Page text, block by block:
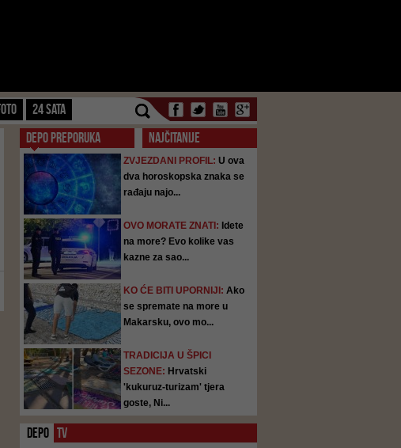
24 SATA
DEPO PREPORUKA NAJČITANIJE
ZVJEZDANI PROFIL: U ova
dva horoskopska znaka se
rađaju najo...
OVO MORATE ZNATI: Idete
na more? Evo kolike vas
kazne za sao...
KO ĆE BITI UPORNIJI: Ako
se spremate na more u
Makarsku, ovo mo...
TRADICIJA U ŠPICI
SEZONE: Hrvatski
'kukuruz-turizam' tjera
goste, Ni...
DEPO TV